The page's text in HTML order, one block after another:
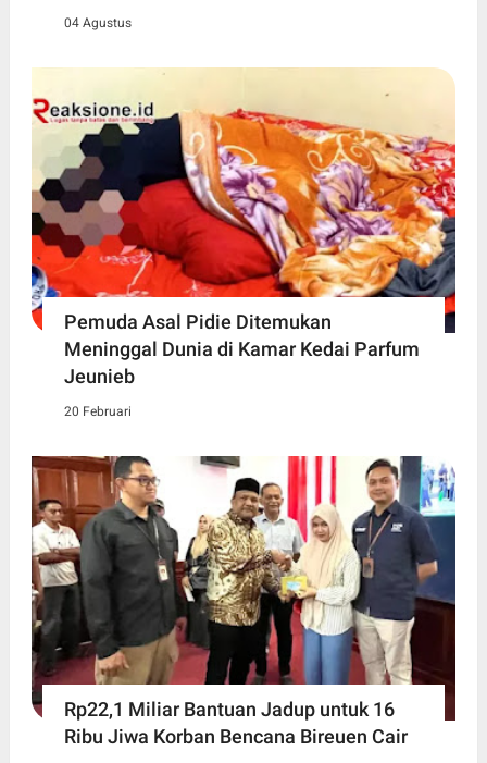
04 Agustus
Pemuda Asal Pidie Ditemukan
Meninggal Dunia di Kamar Kedai Parfum
Jeunieb
20 Februari
Rp22,1 Miliar Bantuan Jadup untuk 16
Ribu Jiwa Korban Bencana Bireuen Cair